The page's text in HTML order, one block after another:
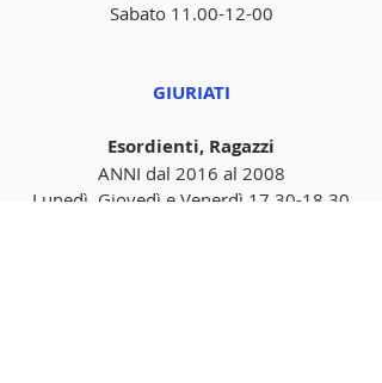
Sabato 11.00-12-00
GIURIATI
Esordienti, Ragazzi
ANNI dal 2016 al 2008
Lunedì, Giovedì e Venerdì 17.30-18.30